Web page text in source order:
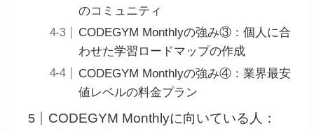
のコミュニティ
CODEGYM Monthlyの強み③：個人に合
わせた学習ロードマップの作成
CODEGYM Monthlyの強み④：業界最安
値レベルの料金プラン
CODEGYM Monthlyに向いている人：